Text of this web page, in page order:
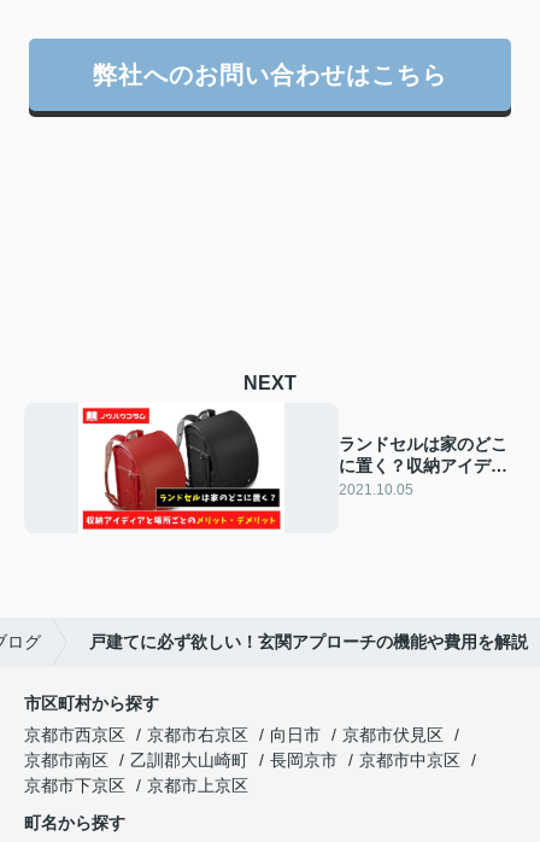
弊社へのお問い合わせはこちら
NEXT
ランドセルは家のどこ
に置く？収納アイディ
アと場所ごとのメリッ
2021.10.05
ログ 戸建てに必ず欲しい！玄関アプローチの機能や費用を解説
市区町村から探す
京都市西京区
京都市右京区 向日市
京都市伏見区
京都市南区
乙訓郡大山崎町 長岡京市
京都市中京区
京都市下京区
京都市上京区
町名から探す